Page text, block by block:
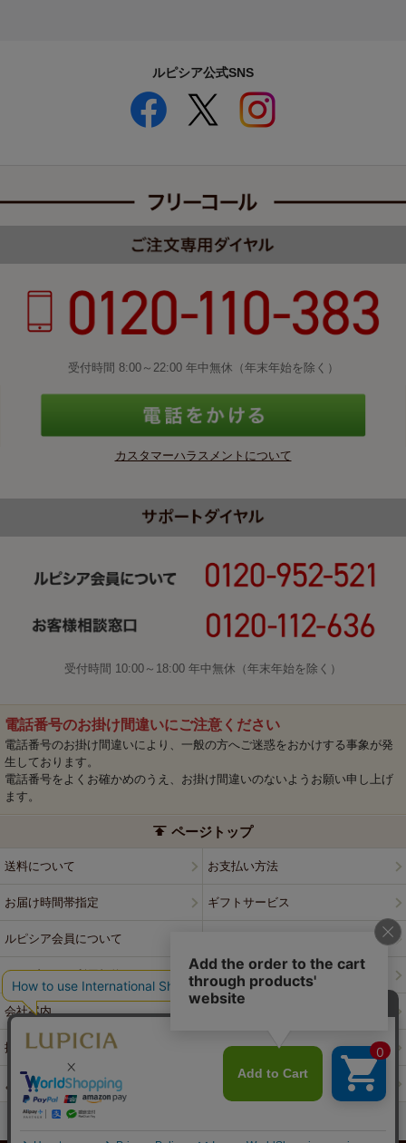
ルピシア公式SNS
受付時間 8:00～22:00 年中無休（年末年始を除く）
カスタマーハラスメントについて
受付時間 10:00～18:00 年中無休（年末年始を除く）
電話番号のお掛け間違いにご注意ください
電話番号のお掛け間違いにより、一般の方へご迷惑をおかけする事象が発
生しております。
電話番号をよくお確かめのうえ、お掛け間違いのないようお願い申し上げ
ます。
ページトップ
送料について お支払い方法
お届け時間帯指定 ギフトサービス
ルピシア会員について
ウェブサイト利用規約 特定商取引法に基づく表記
会社案内
採用情報 ルピシアブランド
よくある質問